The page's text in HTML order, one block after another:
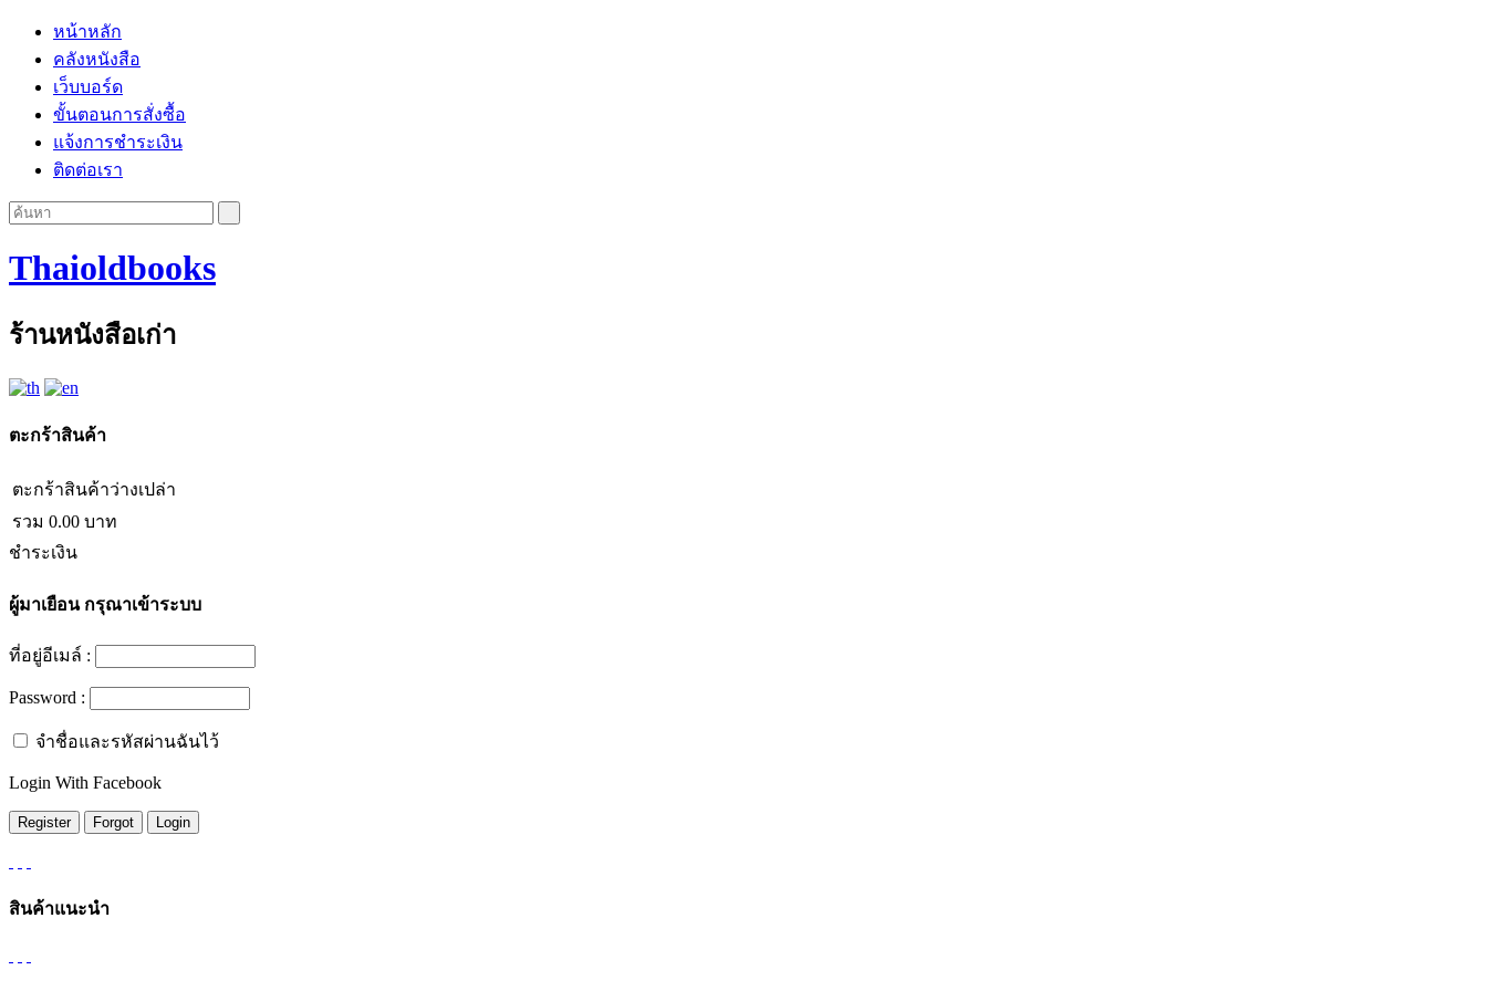
หน้าหลัก
คลังหนังสือ
เว็บบอร์ด
ขั้นตอนการสั่งซื้อ
แจ้งการชำระเงิน
ติดต่อเรา
Thaioldbooks
ร้านหนังสือเก่า
ตะกร้าสินค้า
ตะกร้าสินค้าว่างเปล่า
รวม 0.00 บาท
ชำระเงิน
ผู้มาเยือนกรุณาเข้าระบบ
ที่อยู่อีเมล์ :
Password :
จำชื่อและรหัสผ่านฉันไว้
Login With Facebook
สินค้าแนะนำ